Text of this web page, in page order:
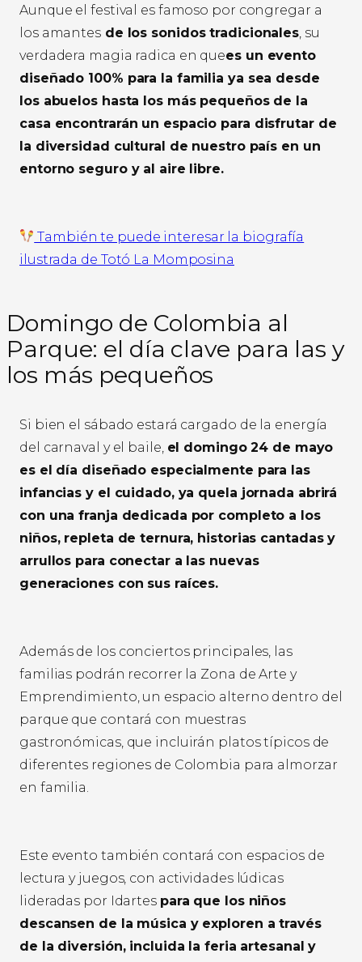
Aunque el festival es famoso por congregar a
los amantesde los sonidos tradicionales, su
verdadera magia radica en quees un evento
diseñado 100% para la familia ya sea desde
los abuelos hasta los más pequeños de la
casa encontrarán un espacio para disfrutar de
la diversidad cultural de nuestro país en un
entorno seguro y al aire libre.
También te puede interesar la biografía
ilustrada de Totó La Momposina
Domingo de Colombia al
Parque: el día clave para las y
los más pequeños
Si bien el sábado estará cargado de la energía
del carnaval y el baile, el domingo 24 de mayo
es el día diseñado especialmente para las
infancias y el cuidado, ya quela jornada abrirá
con una franja dedicada por completo a los
niños, repleta de ternura, historias cantadas y
arrullos para conectar a las nuevas
generaciones con sus raíces.
Además de los conciertos principales, las
familias podrán recorrer la Zona de Arte y
Emprendimiento, un espacio alterno dentro del
parque que contará con muestras
gastronómicas, que incluirán platos típicos de
diferentes regiones de Colombia para almorzar
en familia.
Este evento también contará con espacios de
lectura y juegos, con actividades lúdicas
lideradas por Idartes para que los niños
descansen de la música y exploren a través
de la diversión, incluida la feria artesanal y